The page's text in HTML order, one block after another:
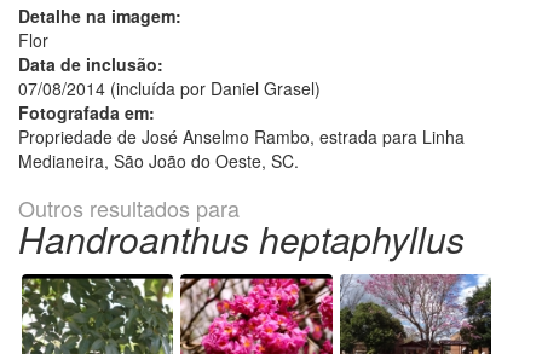
Detalhe na imagem:
Flor
Data de inclusão:
07/08/2014 (incluída por Daniel Grasel)
Fotografada em:
Propriedade de José Anselmo Rambo, estrada para Linha
Medianeira, São João do Oeste, SC.
Outros resultados para
Handroanthus heptaphyllus